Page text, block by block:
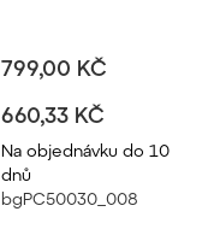
799,00 KČ
660,33 KČ
Na objednávku do 10
dnů
bgPC50030_008